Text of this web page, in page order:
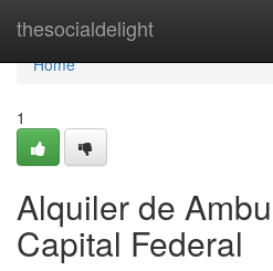
thesocialdelight
Home
Home
1
Alquiler de
Capital Federal